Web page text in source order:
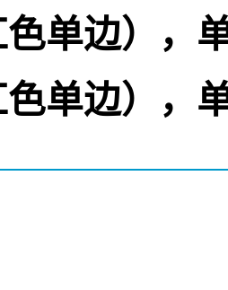
单边），
单边），